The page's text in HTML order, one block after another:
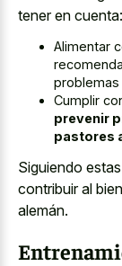
tener en cuenta:
Alimentar
problemas
Cumplir
prevenir
pastores
Siguiendo
contribuir al
alemán.